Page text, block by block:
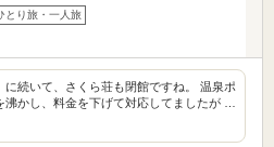
とり旅・一人旅
に続いて、さくら荘も閉館ですね。 温泉ポ
沸かし、料金を下げて対応してましたが …